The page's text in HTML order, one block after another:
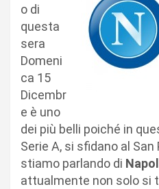
o di
questa
sera
Domeni
ca 15
Dicembr
e è uno
dei più belli poiché in
Serie A, si sfidano al San
stiamo parlando di
attualmente non solo si